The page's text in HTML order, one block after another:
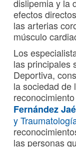
dislipemia y la
efectos
las arterias
músculo
Los
las principales
Deportiva,
la sociedad de
Fernández
y
las personas